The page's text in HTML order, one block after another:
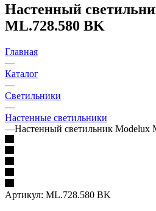
Настенный
ML.728.580 BK
Главная
—
Каталог
—
Светильники
—
Настенные светильники
—Настенный светильник Modelux
Артикул: ML.728.580 BK